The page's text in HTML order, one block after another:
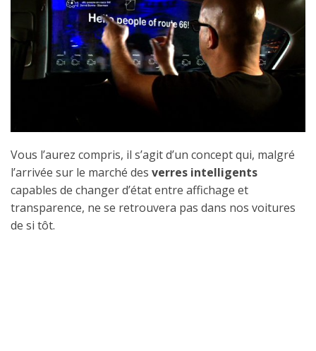
Vous l’aurez compris, il s’agit d’un concept qui, malgré
l’arrivée sur le marché des verres intelligents
capables de changer d’état entre affichage et
transparence, ne se retrouvera pas dans nos voitures
de si tôt.